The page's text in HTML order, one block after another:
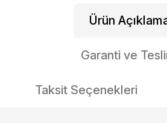
Ürün
Garanti ve
Taksit Seçenekleri